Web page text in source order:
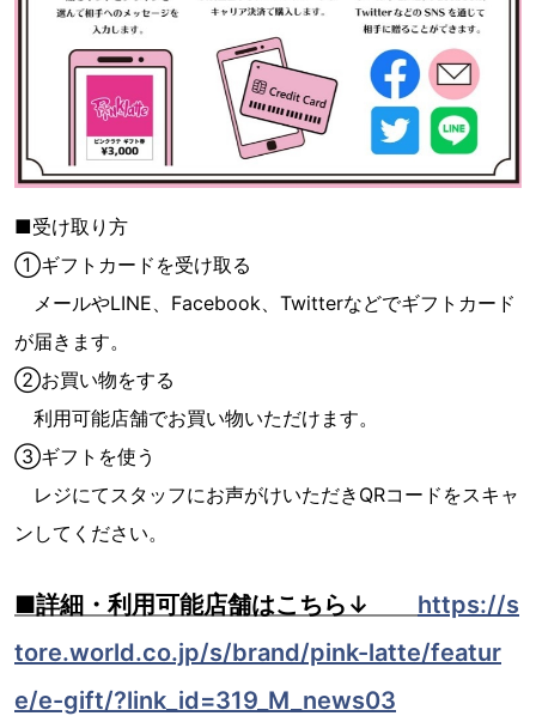
■受け取り方
①ギフトカードを受け取る
メールやLINE、Facebook、Twitterなどでギフトカード
が届きます。
②お買い物をする
利用可能店舗でお買い物いただけます。
③ギフトを使う
レジにてスタッフにお声がけいただきQRコードをスキャ
ンしてください。
■詳細・利用可能店舗はこちら↓ https://s
tore.world.co.jp/s/brand/pink-latte/featur
e/e-gift/?link_id=319_M_news03